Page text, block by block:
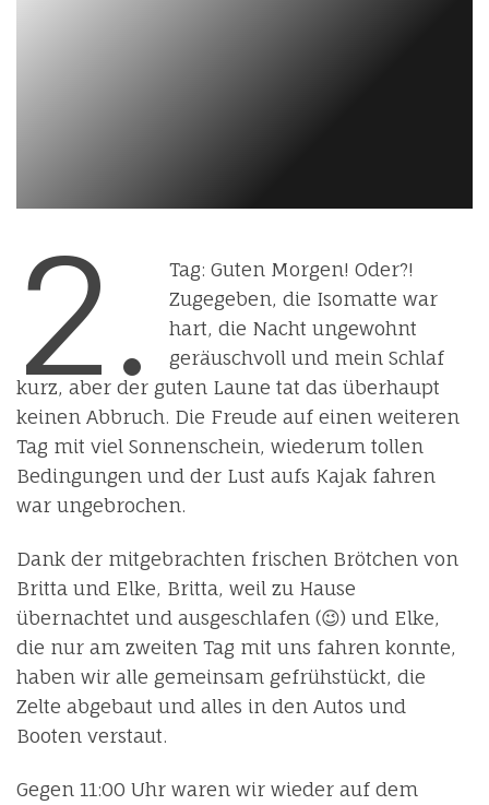
2.
Tag: Guten Morgen! Oder?!
Zugegeben, die Isomatte war
hart, die Nacht ungewohnt
geräuschvoll und mein Schlaf
kurz, aber der guten Laune tat das überhaupt
keinen Abbruch. Die Freude auf einen weiteren
Tag mit viel Sonnenschein, wiederum tollen
Bedingungen und der Lust aufs Kajak fahren
war ungebrochen.
Dank der mitgebrachten frischen Brötchen von
Britta und Elke, Britta, weil zu Hause
übernachtet und ausgeschlafen (😉) und Elke,
die nur am zweiten Tag mit uns fahren konnte,
haben wir alle gemeinsam gefrühstückt, die
Zelte abgebaut und alles in den Autos und
Booten verstaut.
Gegen 11:00 Uhr waren wir wieder auf dem